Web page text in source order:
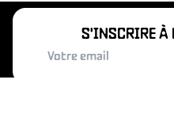
S'INSCRIRE À